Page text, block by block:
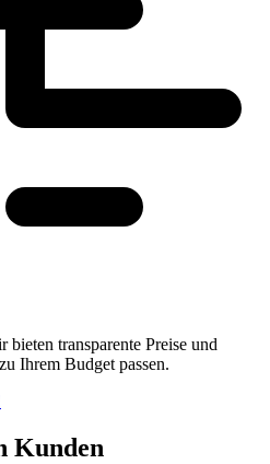
transparente Preise und
Ihrem Budget passen.
Kunden